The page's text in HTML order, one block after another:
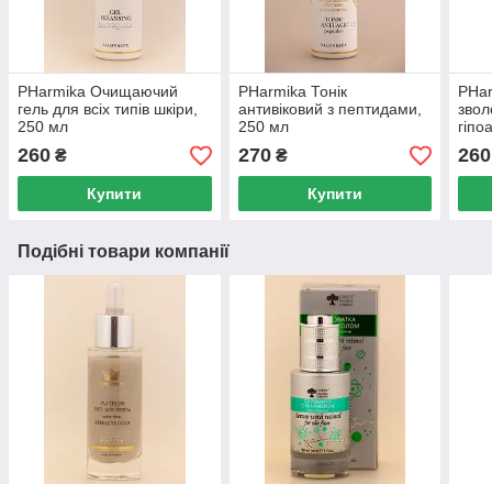
PHarmika Очищаючий
гель для всіх типів шкіри,
250 мл
260 ₴
Купити
PHarmika Тонік
антивіковий з пептидами,
250 мл
270₴
Купити
250
260
Подібні товари компанії